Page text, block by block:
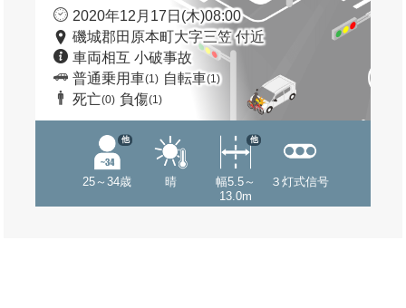
2020年12月17日(木)08:00
磯城郡田原本町大字三笠 付近
車両相互 小破事故
普通乗用車(1) 自転車(1)
死亡(0) 負傷(1)
25～34歳
他
晴
幅5.5～
13.0m
他
３灯式信号